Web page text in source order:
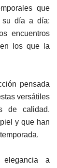
que
su día a día:
encuentros
los que la
pensada
versátiles
de calidad.
y que han
a